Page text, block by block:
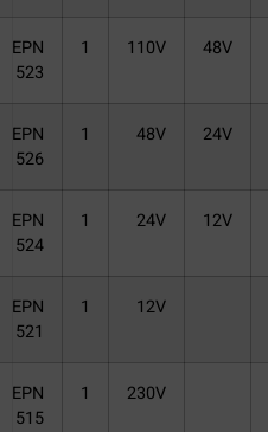
48V
110V
EPN
523
24V
48V
EPN
526
12V
24V
EPN
524
12V
EPN
521
230V
EPN
515